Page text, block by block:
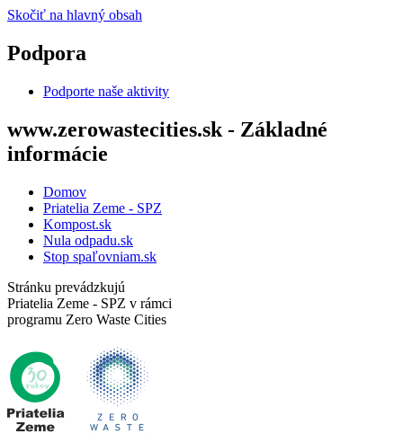
Skočiť na hlavný obsah
Podpora
Podporte naše aktivity
www.zerowastecities.sk - Základné
informácie
Domov
Priatelia Zeme - SPZ
Kompost.sk
Nula odpadu.sk
Stop spaľovniam.sk
Stránku prevádzkujú
Priatelia Zeme - SPZ v rámci
programu Zero Waste Cities